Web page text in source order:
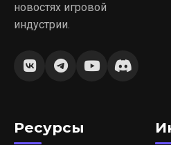
новостях игровой
индустрии.
Ресурсы